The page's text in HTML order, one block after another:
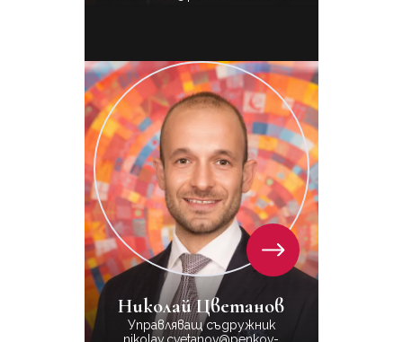
Николай Цветанов
Управляващ съдружник